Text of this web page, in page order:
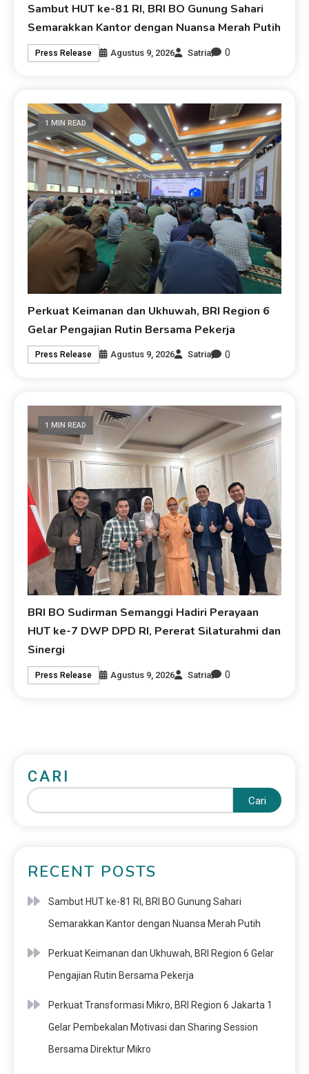
Sambut HUT ke-81 RI, BRI BO Gunung Sahari
Semarakkan Kantor dengan Nuansa Merah Putih
Press Release Agustus 9, 2026 Satria 0
1 MIN READ
Perkuat Keimanan dan Ukhuwah, BRI Region 6
Gelar Pengajian Rutin Bersama Pekerja
Press Release Agustus 9, 2026 Satria 0
1 MIN READ
BRI BO Sudirman Semanggi Hadiri Perayaan
HUT ke-7 DWP DPD RI, Pererat Silaturahmi dan
Sinergi
Press Release Agustus 9, 2026 Satria 0
CARI
Cari
RECENT POSTS
Sambut HUT ke-81 RI, BRI BO Gunung Sahari
Semarakkan Kantor dengan Nuansa Merah Putih
Perkuat Keimanan dan Ukhuwah, BRI Region 6 Gelar
Pengajian Rutin Bersama Pekerja
Perkuat Transformasi Mikro, BRI Region 6 Jakarta 1
Gelar Pembekalan Motivasi dan Sharing Session
Bersama Direktur Mikro